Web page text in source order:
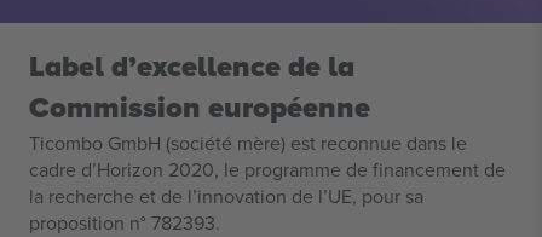
Label d’excellence de la
Commission européenne
Ticombo GmbH (société mère) est reconnue dans le
cadre d’Horizon 2020, le programme de financement de
la recherche et de l’innovation de l’UE, pour sa
proposition n° 782393.